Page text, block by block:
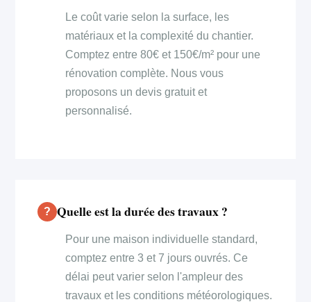
Le coût varie selon la surface, les
matériaux et la complexité du chantier.
Comptez entre 80€ et 150€/m² pour une
rénovation complète. Nous vous
proposons un devis gratuit et
personnalisé.
Quelle est la durée des travaux ?
Pour une maison individuelle standard,
comptez entre 3 et 7 jours ouvrés. Ce
délai peut varier selon l'ampleur des
travaux et les conditions météorologiques.